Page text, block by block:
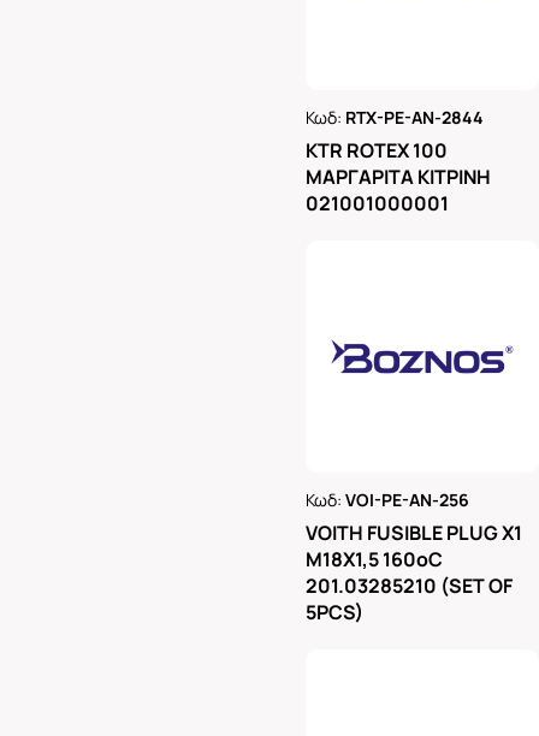
Κωδ: RTX-PE-AN-2844
KTR ROTEX 100
ΜΑΡΓΑΡΙΤΑ ΚΙΤΡΙΝΗ
021001000001
Κωδ:VOI-PE-AN-256
VOITH FUSIBLE PLUG X1
M18X1,5 160oC
201.03285210 (SET OF
5PCS)